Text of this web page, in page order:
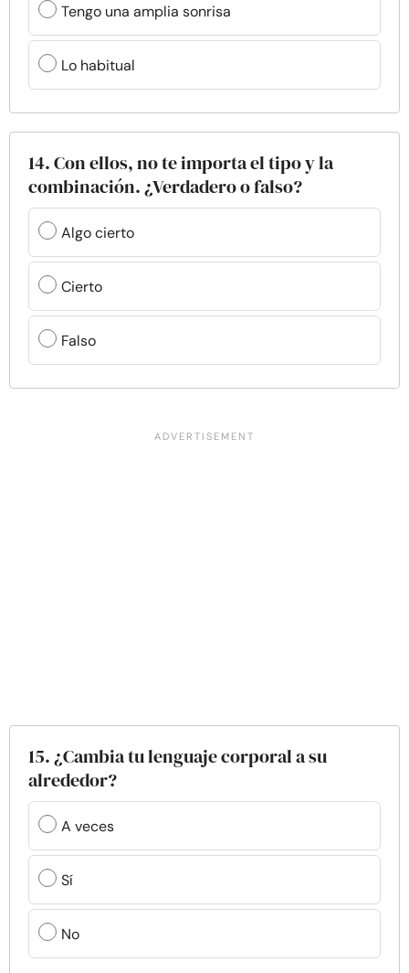
Tengo una amplia sonrisa
Lo habitual
14. Con ellos, no te importa el tipo y la
combinación. ¿Verdadero o falso?
Algo cierto
Cierto
Falso
15. ¿Cambia tu lenguaje corporal a su
alrededor?
A veces
Sí
No